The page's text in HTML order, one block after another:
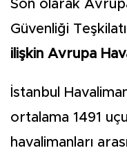
Son olarak
Güvenliği
ilişkin Avrupa
İstanbul
ortalama 1491
havalimanları